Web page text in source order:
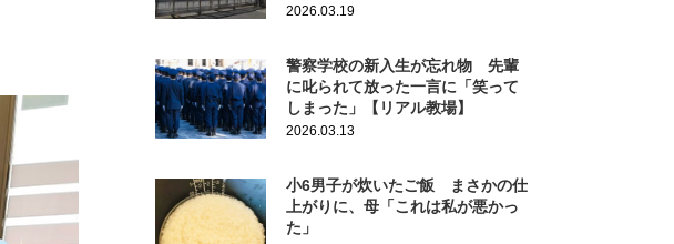
2026.03.19
警察学校の新入生が忘れ物 先輩
に叱られて放った一言に「笑って
しまった」【リアル教場】
2026.03.13
小6男子が炊いたご飯 まさかの仕
上がりに、母「これは私が悪かっ
た」